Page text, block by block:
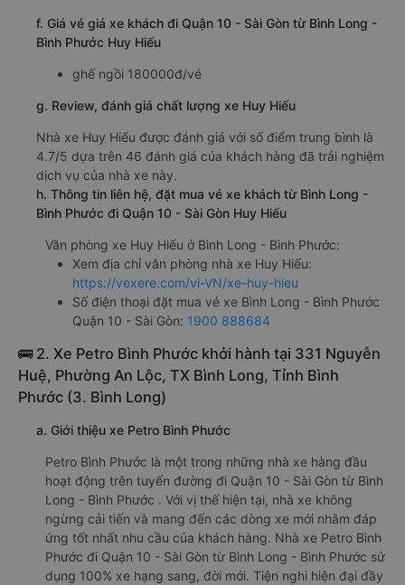
f. Giá vé giá xe khách đi Quận 10 - Sài Gòn từ Bình Long -
Bình Phước Huy Hiếu
ghế ngồi 180000đ/vé
g. Review, đánh giá chất lượng xe Huy Hiếu
Nhà xe Huy Hiếu được đánh giá với số điểm trung bình là
4.7/5 dựa trên 46 đánh giá của khách hàng đã trải nghiệm
dịch vụ của nhà xe này.
h. Thông tin liên hệ, đặt mua vé xe khách từ Bình Long -
Bình Phước đi Quận 10 - Sài Gòn Huy Hiếu
Văn phòng xe Huy Hiếu ở Bình Long - Bình Phước:
Xem địa chỉ văn phòng nhà xe Huy Hiếu:
https://vexere.com/vi-VN/xe-huy-hieu
Số điện thoại đặt mua vé xe Bình Long - Bình Phước
Quận 10 - Sài Gòn: 1900 888684
🚌 2. Xe Petro Bình Phước khởi hành tại 331 Nguyễn
Huệ, Phường An Lộc, TX Bình Long, Tỉnh Bình
Phước (3. Bình Long)
a. Giới thiệu xe Petro Bình Phước
Petro Bình Phước là một trong những nhà xe hàng đầu
hoạt động trên tuyến đường đi Quận 10 - Sài Gòn từ Bình
Long - Bình Phước . Với vị thế hiện tại, nhà xe không
ngừng cải tiến và mang đến các dòng xe mới nhằm đáp
ứng tốt nhất nhu cầu của khách hàng. Nhà xe Petro Bình
Phước đi Quận 10 - Sài Gòn từ Bình Long - Bình Phước sử
dụng 100% xe hạng sang, đời mới. Tiện nghi hiện đại đầy